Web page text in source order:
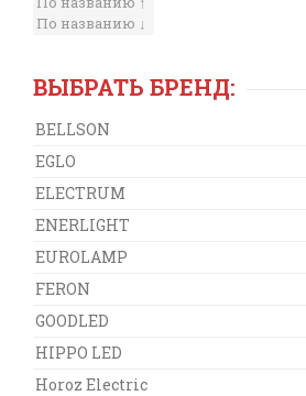
ВЫБРАТЬ БРЕНД:
BELLSON
EGLO
ELECTRUM
ENERLIGHT
EUROLAMP
FERON
GOODLED
HIPPO LED
Horoz Electric